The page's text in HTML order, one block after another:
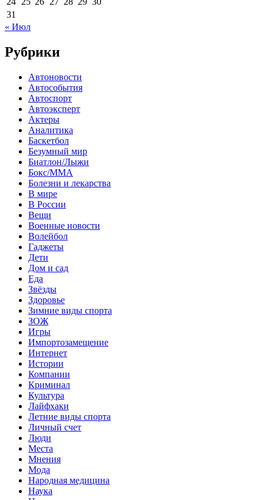
31
« Июл
Рубрики
Автоновости
Автособытия
Автоспорт
Автоэксперт
Актеры
Аналитика
Баскетбол
Безумный мир
Биатлон/Лыжи
Бокс/MMA
Болезни и лекарства
В мире
В России
Вещи
Военные новости
Волейбол
Гаджеты
Дети
Дом и сад
Еда
Звёзды
Здоровье
Зимние виды спорта
ЗОЖ
Игры
Импортозамещение
Интернет
Истории
Компании
Криминал
Культура
Лайфхаки
Летние виды спорта
Личный счет
Люди
Места
Мнения
Мода
Народная медицина
Наука